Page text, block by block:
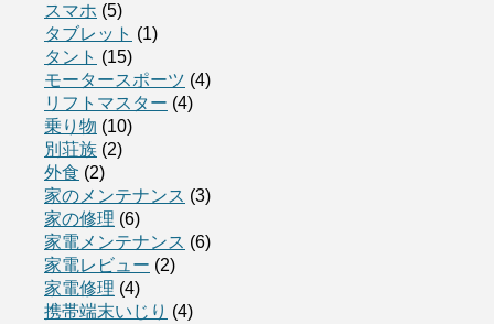
スマホ (5)
タブレット (1)
タント (15)
モータースポーツ (4)
リフトマスター (4)
乗り物 (10)
別荘族 (2)
外食 (2)
家のメンテナンス (3)
家の修理 (6)
家電メンテナンス (6)
家電レビュー (2)
家電修理 (4)
携帯端末いじり (4)